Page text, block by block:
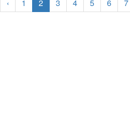
‹ 1 2 3 4 5 6 7